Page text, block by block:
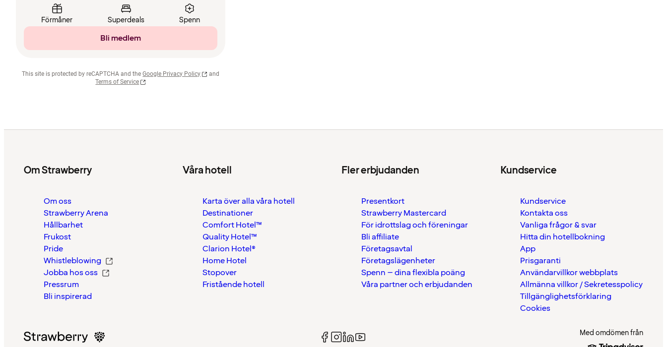
Förmåner Superdeals Spenn
Bli medlem
This site is protected by reCAPTCHA and the Google Privacy Policy
and
Terms of Service
Om Strawberry
Om oss
Strawberry Arena
Hållbarhet
Frukost
Pride
Whistleblowing
Jobba hos oss
Pressrum
Bli inspirerad
Våra hotell
Karta över alla våra hotell
Destinationer
Comfort Hotel™
Quality Hotel™
Clarion Hotel®
Home Hotel
Stopover
Fristående hotell
Fler erbjudanden
Presentkort
Strawberry Mastercard
För idrottslag och föreningar
Bli affiliate
Företagsavtal
Företagslägenheter
Spenn – dina flexibla poäng
Våra partner och erbjudanden
Kundservice
Kundservice
Kontakta oss
Vanliga frågor & svar
Hitta din hotellbokning
App
Prisgaranti
Användarvillkor webbplats
Allmänna villkor / Sekretesspolicy
Tillgänglighetsförklaring
Cookies
Med omdömen från